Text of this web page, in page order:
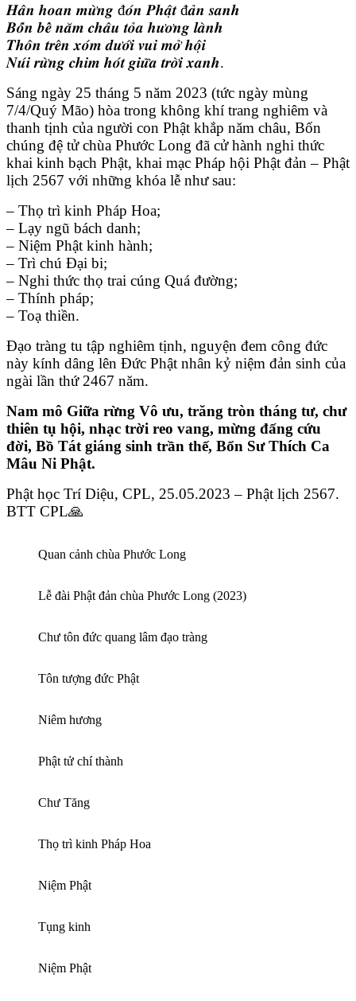
𝑯𝒂̂𝒏 𝒉𝒐𝒂𝒏 𝒎𝒖̛̀𝒏𝒈 đ𝒐́𝒏 𝑷𝒉𝒂̣̂𝒕 đ𝒂̉𝒏 𝒔𝒂𝒏𝒉
𝑩𝒐̂́𝒏 𝒃𝒆̂̉ 𝒏𝒂̆𝒎 𝒄𝒉𝒂̂𝒖 𝒕𝒐̉𝒂 𝒉𝒖̛𝒐̛𝒏𝒈 𝒍𝒂̀𝒏𝒉
𝑻𝒉𝒐̂𝒏 𝒕𝒓𝒆̂𝒏 𝒙𝒐́𝒎 𝒅𝒖̛𝒐̛́𝒊 𝒗𝒖𝒊 𝒎𝒐̛̉ 𝒉𝒐̣̂𝒊
𝑵𝒖́𝒊 𝒓𝒖̛̀𝒏𝒈 𝒄𝒉𝒊𝒎 𝒉𝒐́𝒕 𝒈𝒊𝒖̛̃𝒂 𝒕𝒓𝒐̛̀𝒊 𝒙𝒂𝒏𝒉.
Sáng ngày 25 tháng 5 năm 2023 (tức ngày mùng
7/4/Quý Mão) hòa trong không khí trang nghiêm và
thanh tịnh của người con Phật khắp năm châu, Bốn
chúng đệ tử chùa Phước Long đã cử hành nghi thức
khai kinh bạch Phật, khai mạc Pháp hội Phật đản – Phật
lịch 2567 với những khóa lễ như sau:
– Thọ trì kinh Pháp Hoa;
– Lạy ngũ bách danh;
– Niệm Phật kinh hành;
– Trì chú Đại bi;
– Nghi thức thọ trai cúng Quá đường;
– Thính pháp;
– Toạ thiền.
Đạo tràng tu tập nghiêm tịnh, nguyện đem công đức
này kính dâng lên Đức Phật nhân kỷ niệm đản sinh của
ngài lần thứ 2467 năm.
Nam mô Giữa rừng Vô ưu, trăng tròn tháng tư, chư
thiên tụ hội, nhạc trời reo vang, mừng đấng cứu
đời, Bồ Tát giáng sinh trần thế, Bổn Sư Thích Ca
Mâu Ni Phật.
Phật học Trí Diệu, CPL, 25.05.2023 – Phật lịch 2567.
BTT CPL🙏
Quan cảnh chùa Phước Long
Lễ đài Phật đản chùa Phước Long (2023)
Chư tôn đức quang lâm đạo tràng
Tôn tượng đức Phật
Niêm hương
Phật tử chí thành
Chư Tăng
Thọ trì kinh Pháp Hoa
Niệm Phật
Tụng kinh
Niệm Phật